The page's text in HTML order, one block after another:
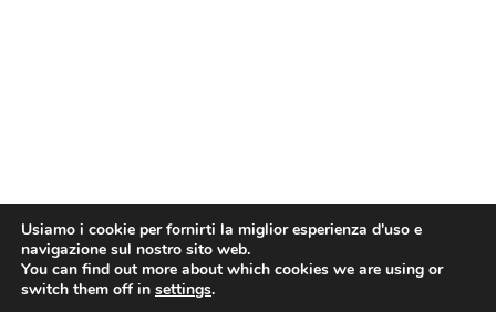
Usiamo i cookie per fornirti la miglior esperienza d'uso e
navigazione sul nostro sito web.
You can find out more about which cookies we are using or
switch them off in settings.